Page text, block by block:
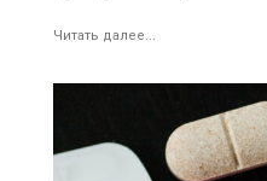
Читать далее...